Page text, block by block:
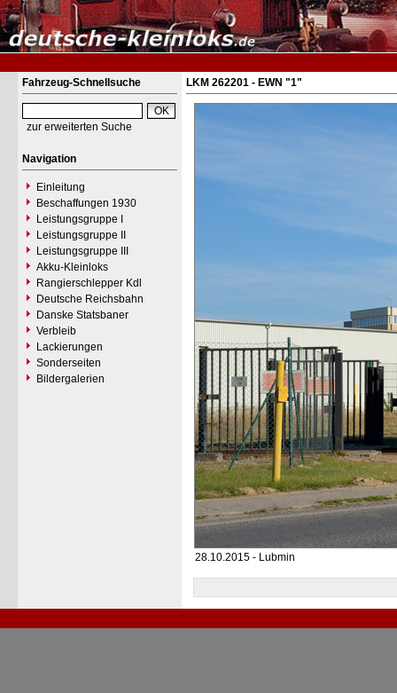
Fahrzeug-Schnellsuche
zur erweiterten Suche
Navigation
Einleitung
Beschaffungen 1930
Leistungsgruppe I
Leistungsgruppe II
Leistungsgruppe III
Akku-Kleinloks
Rangierschlepper Kdl
Deutsche Reichsbahn
Danske Statsbaner
Verbleib
Lackierungen
Sonderseiten
Bildergalerien
LKM 262201 - EWN "1"
28.10.2015 - Lubmin